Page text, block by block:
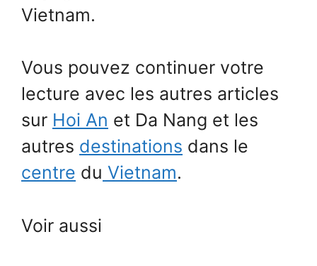
Vietnam.
Vous pouvez continuer votre
lecture avec les autres articles
sur Hoi An et Da Nang et les
autres destinations dans le
centre du Vietnam.
Voir aussi